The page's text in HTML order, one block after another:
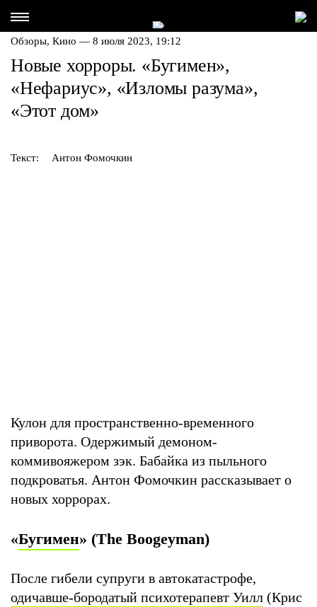
Обзоры, Кино — 8 июля 2023, 19:12
Новые хорроры. «Бугимен»,
«Нефариус», «Изломы разума»,
«Этот дом»
Текст: Антон Фомочкин
Кулон для пространственно-временного
приворота. Одержимый демоном-
коммивояжером зэк. Бабайка из пыльного
подкроватья. Антон Фомочкин рассказывает о
новых хоррорах.
«Бугимен» (The Boogeyman)
После гибели супруги в автокатастрофе,
одичавше-бородатый психотерапевт Уилл (Крис